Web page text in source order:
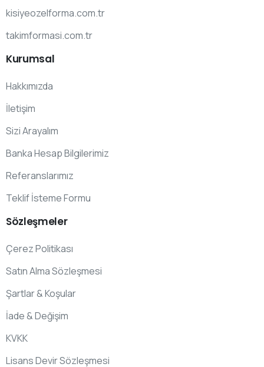
kisiyeozelforma.com.tr
takimformasi.com.tr
Kurumsal
Hakkımızda
İletişim
Sizi Arayalım
Banka Hesap Bilgilerimiz
Referanslarımız
Teklif İsteme Formu
Sözleşmeler
Çerez Politikası
Satın Alma Sözleşmesi
Şartlar & Koşular
İade & Değişim
KVKK
Lisans Devir Sözleşmesi